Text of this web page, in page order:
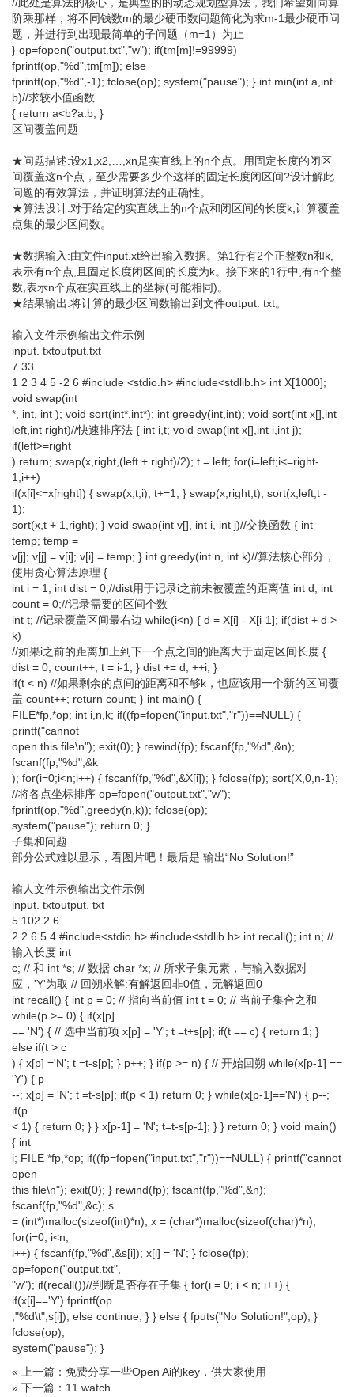
阶乘那样，将不同钱数m的最少硬币数问题简化为求m-1最少硬币问
题，并进行到出现最简单的子问题（m=1）为止
} op=fopen("output.txt","w"); if(tm[m]!=99999)
fprintf(op,"%d",tm[m]); else
fprintf(op,"%d",-1); fclose(op); system("pause"); } int min(int a,int
b)//求较小值函数
{ return a<b?a:b; }
区间覆盖问题
★问题描述:设x1,x2,…,xn是实直线上的n个点。用固定长度的闭区
间覆盖这n个点，至少需要多少个这样的固定长度闭区间?设计解此
问题的有效算法，并证明算法的正确性。
★算法设计:对于给定的实直线上的n个点和闭区间的长度k,计算覆盖
点集的最少区间数。
★数据输入:由文件input.xt给出输入数据。第1行有2个正整数n和k,
表示有n个点,且固定长度闭区间的长度为k。接下来的1行中,有n个整
数,表示n个点在实直线上的坐标(可能相同)。
★结果输出:将计算的最少区间数输出到文件output. txt。
输入文件示例输出文件示例
input. txtoutput.txt
7 33
1 2 3 4 5 -2 6 #include <stdio.h> #include<stdlib.h> int X[1000];
void swap(int
*, int, int ); void sort(int*,int*); int greedy(int,int); void sort(int x[],int
left,int right)//快速排序法 { int i,t; void swap(int x[],int i,int j);
if(left>=right
) return; swap(x,right,(left + right)/2); t = left; for(i=left;i<=right-
1;i++)
if(x[i]<=x[right]) { swap(x,t,i); t+=1; } swap(x,right,t); sort(x,left,t -
1);
sort(x,t + 1,right); } void swap(int v[], int i, int j)//交换函数 { int
temp; temp =
v[j]; v[j] = v[i]; v[i] = temp; } int greedy(int n, int k)//算法核心部分，
使用贪心算法原理 {
int i = 1; int dist = 0;//dist用于记录i之前未被覆盖的距离值 int d; int
count = 0;//记录需要的区间个数
int t; //记录覆盖区间最右边 while(i<n) { d = X[i] - X[i-1]; if(dist + d >
k)
//如果i之前的距离加上到下一个点之间的距离大于固定区间长度 {
dist = 0; count++; t = i-1; } dist += d; ++i; }
if(t < n) //如果剩余的点间的距离和不够k，也应该用一个新的区间覆
盖 count++; return count; } int main() {
FILE*fp,*op; int i,n,k; if((fp=fopen("input.txt","r"))==NULL) {
printf("cannot
open this file\n"); exit(0); } rewind(fp); fscanf(fp,"%d",&n);
fscanf(fp,"%d",&k
); for(i=0;i<n;i++) { fscanf(fp,"%d",&X[i]); } fclose(fp); sort(X,0,n-1);
//将各点坐标排序 op=fopen("output.txt","w");
fprintf(op,"%d",greedy(n,k)); fclose(op);
system("pause"); return 0; }
子集和问题
部分公式难以显示，看图片吧！最后是 输出“No Solution!”
输人文件示例输出文件示例
input. txtoutput. txt
5 102 2 6
2 2 6 5 4 #include<stdio.h> #include<stdlib.h> int recall(); int n; //
输入长度 int
c; // 和 int *s; // 数据 char *x; // 所求子集元素，与输入数据对
应，'Y'为取 // 回朔求解:有解返回非0值，无解返回0
int recall() { int p = 0; // 指向当前值 int t = 0; // 当前子集合之和
while(p >= 0) { if(x[p]
== 'N') { // 选中当前项 x[p] = 'Y'; t =t+s[p]; if(t == c) { return 1; }
else if(t > c
) { x[p] ='N'; t =t-s[p]; } p++; } if(p >= n) { // 开始回朔 while(x[p-1] ==
'Y') { p
--; x[p] = 'N'; t =t-s[p]; if(p < 1) return 0; } while(x[p-1]=='N') { p--;
if(p
< 1) { return 0; } } x[p-1] = 'N'; t=t-s[p-1]; } } return 0; } void main()
{ int
i; FILE *fp,*op; if((fp=fopen("input.txt","r"))==NULL) { printf("cannot
open
this file\n"); exit(0); } rewind(fp); fscanf(fp,"%d",&n);
fscanf(fp,"%d",&c); s
= (int*)malloc(sizeof(int)*n); x = (char*)malloc(sizeof(char)*n);
for(i=0; i<n;
i++) { fscanf(fp,"%d",&s[i]); x[i] = 'N'; } fclose(fp);
op=fopen("output.txt",
"w"); if(recall())//判断是否存在子集 { for(i = 0; i < n; i++) {
if(x[i]=='Y') fprintf(op
,"%d\t",s[i]); else continue; } } else { fputs("No Solution!",op); }
fclose(op);
system("pause"); }
« 上一篇：免费分享一些Open Ai的key，供大家使用
» 下一篇：11.watch